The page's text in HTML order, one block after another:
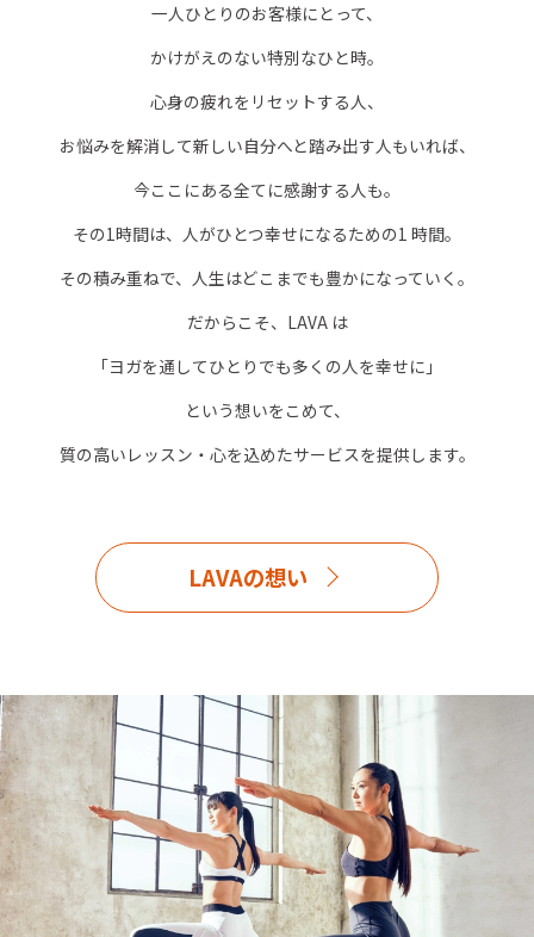
一人ひとりのお客様にとって、
かけがえのない特別なひと時。
心身の疲れをリセットする人、
お悩みを解消して新しい自分へと踏み出す人もいれば、
今ここにある全てに感謝する人も。
その1時間は、人がひとつ幸せになるための1 時間。
その積み重ねで、人生はどこまでも豊かになっていく。
だからこそ、LAVA は
「ヨガを通してひとりでも多くの人を幸せに」
という想いをこめて、
質の高いレッスン・心を込めたサービスを提供します。
LAVAの想い